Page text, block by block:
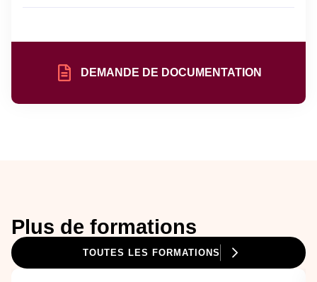
DEMANDE DE DOCUMENTATION
Plus de formations
TOUTES LES FORMATIONS